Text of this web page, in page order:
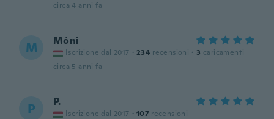
circa 4 anni fa
M Móni
Iscrizione dal 2017 · 234 recensioni · 3 caricamenti
circa 5 anni fa
P P.
Iscrizione dal 2017 · 107 recensioni